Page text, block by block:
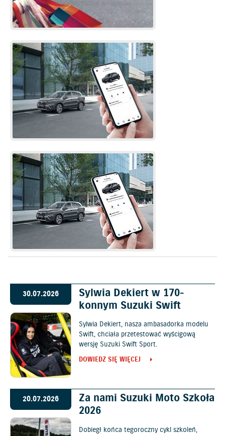
30.07.2026
Sylwia Dekiert w 170-
konnym Suzuki Swift
Sylwia Dekiert, nasza ambasadorka modelu
Swift, chciała przetestować wyścigową
wersję Suzuki Swift Sport.
DOWIEDZ SIĘ WIĘCEJ
20.07.2026
Za nami Suzuki Moto Szkoła
2026
Dobiegł końca tegoroczny cykl szkoleń,